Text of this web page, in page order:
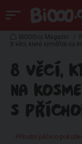
BiOOO.cz Magazin /
8 věcí, které vyměňte na
8 VĚCÍ,
NA
S
Přírodní péče o